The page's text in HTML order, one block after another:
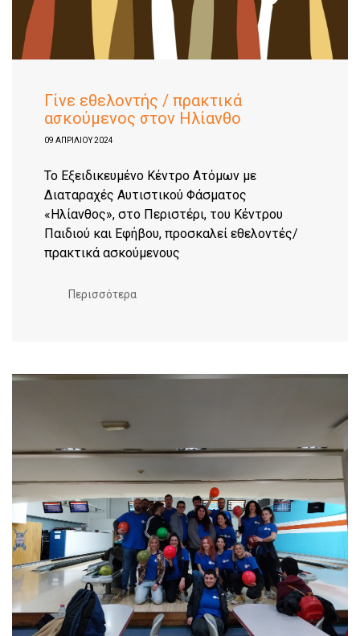
Γίνε εθελοντής / πρακτικά
ασκούμενος στον Ηλίανθο
09 ΑΠΡΙΛΊΟΥ 2024
Το Εξειδικευμένο Κέντρο Ατόμων με
Διαταραχές Αυτιστικού Φάσματος
«Ηλίανθος», στο Περιστέρι, του Κέντρου
Παιδιού και Εφήβου, προσκαλεί εθελοντές/
πρακτικά ασκούμενους
Περισσότερα